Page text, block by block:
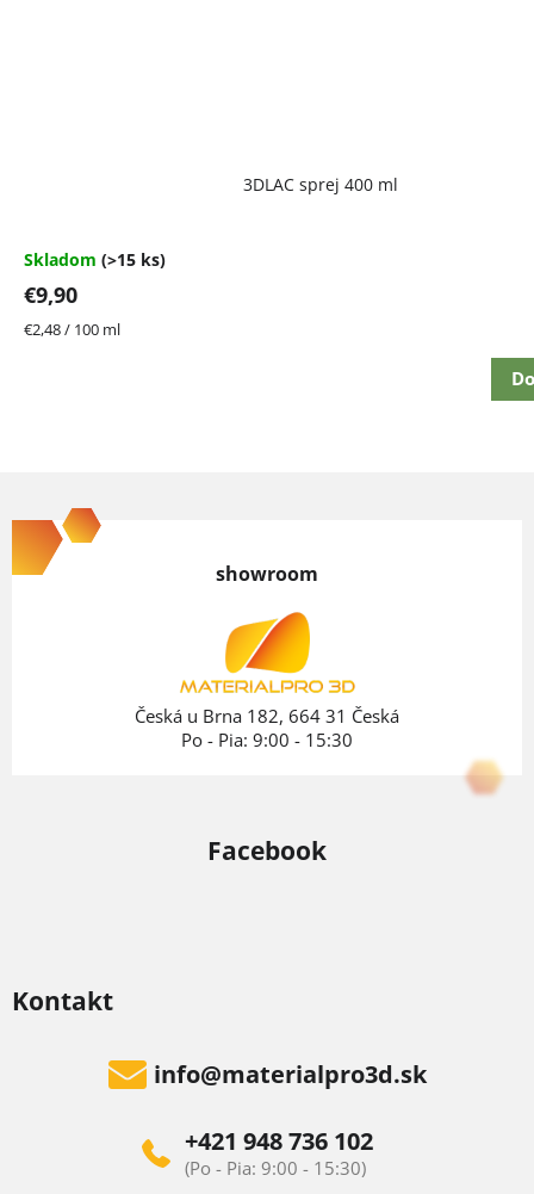
3DLAC sprej 400 ml
4,7
5
hviezdičiek.
Skladom (>15 ks)
€9,90
Jednotková
€2,48 / 100 ml
á
p
Kontakt
info@materialpro3d.sk
+421 948 736 102
showroom
Česká u Brna 182, 664 31 Česká
Po - Pia: 9:00 - 15:30
Facebook